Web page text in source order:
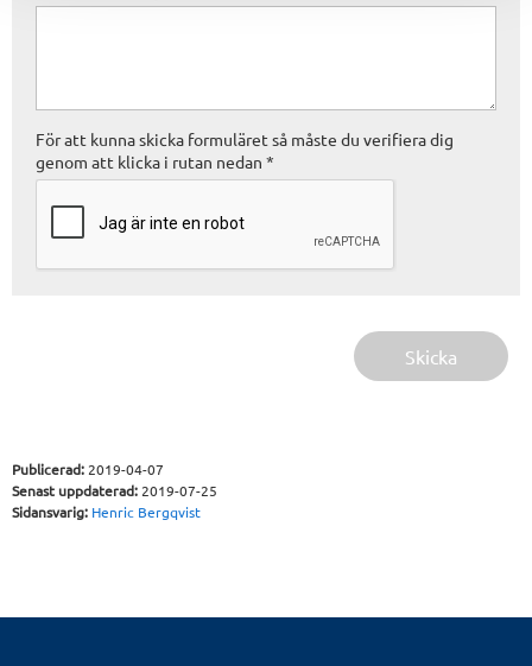
För att kunna skicka formuläret så måste du verifiera dig
genom att klicka i rutan nedan *
Skicka
Publicerad: 2019-04-07
Senast uppdaterad: 2019-07-25
Sidansvarig: Henric Bergqvist